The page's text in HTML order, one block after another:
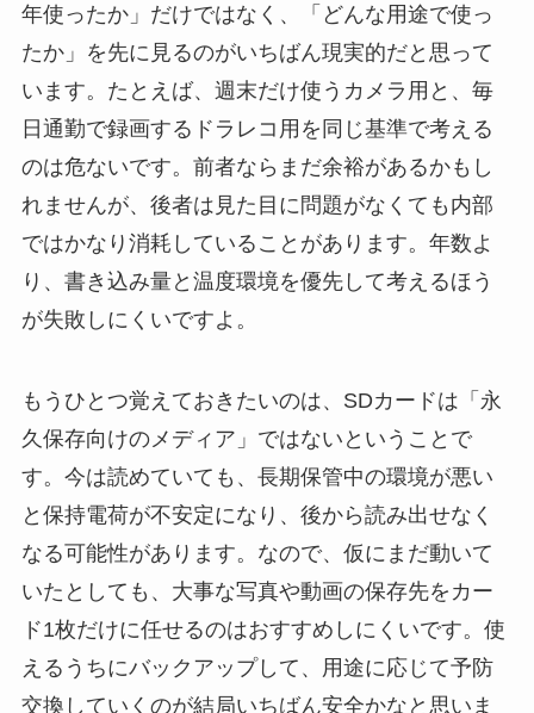
年使ったか」だけではなく、「どんな用途で使っ
たか」を先に見るのがいちばん現実的だと思って
います。たとえば、週末だけ使うカメラ用と、毎
日通勤で録画するドラレコ用を同じ基準で考える
のは危ないです。前者ならまだ余裕があるかもし
れませんが、後者は見た目に問題がなくても内部
ではかなり消耗していることがあります。年数よ
り、書き込み量と温度環境を優先して考えるほう
が失敗しにくいですよ。
もうひとつ覚えておきたいのは、SDカードは「永
久保存向けのメディア」ではないということで
す。今は読めていても、長期保管中の環境が悪い
と保持電荷が不安定になり、後から読み出せなく
なる可能性があります。なので、仮にまだ動いて
いたとしても、大事な写真や動画の保存先をカー
ド1枚だけに任せるのはおすすめしにくいです。使
えるうちにバックアップして、用途に応じて予防
交換していくのが結局いちばん安全かなと思いま